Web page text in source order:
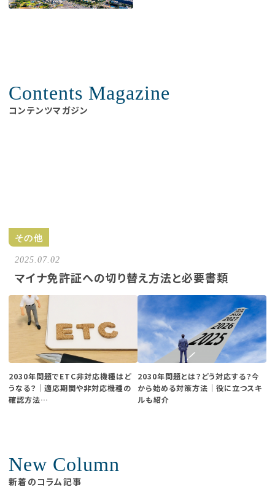
Contents Magazine
コンテンツマガジン
その他
2025.07.02
マイナ免許証への切り替え方法と必要書類
2030年問題でETC非対応機種はど
うなる？│適応期間や非対応機種の
確認方法…
2030年問題とは？どう対応する？今
から始める対策方法│役に立つスキ
ルも紹介
New Column
新着のコラム記事